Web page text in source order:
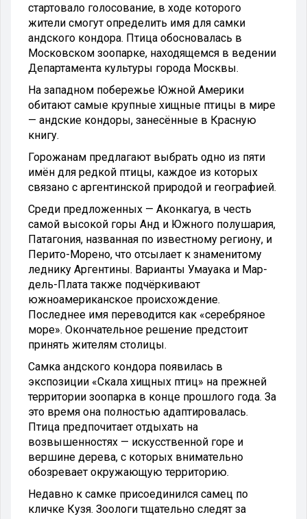
стартовало голосование, в ходе которого
жители смогут определить имя для самки
андского кондора. Птица обосновалась в
Московском зоопарке, находящемся в ведении
Департамента культуры города Москвы.
На западном побережье Южной Америки
обитают самые крупные хищные птицы в мире
— андские кондоры, занесённые в Красную
книгу.
Горожанам предлагают выбрать одно из пяти
имён для редкой птицы, каждое из которых
связано с аргентинской природой и географией.
Среди предложенных — Аконкагуа, в честь
самой высокой горы Анд и Южного полушария,
Патагония, названная по известному региону, и
Перито-Морено, что отсылает к знаменитому
леднику Аргентины. Варианты Умауака и Мар-
дель-Плата также подчёркивают
южноамериканское происхождение.
Последнее имя переводится как «серебряное
море». Окончательное решение предстоит
принять жителям столицы.
Самка андского кондора появилась в
экспозиции «Скала хищных птиц» на прежней
территории зоопарка в конце прошлого года. За
это время она полностью адаптировалась.
Птица предпочитает отдыхать на
возвышенностях — искусственной горе и
вершине дерева, с которых внимательно
обозревает окружающую территорию.
Недавно к самке присоединился самец по
кличке Кузя. Зоологи тщательно следят за